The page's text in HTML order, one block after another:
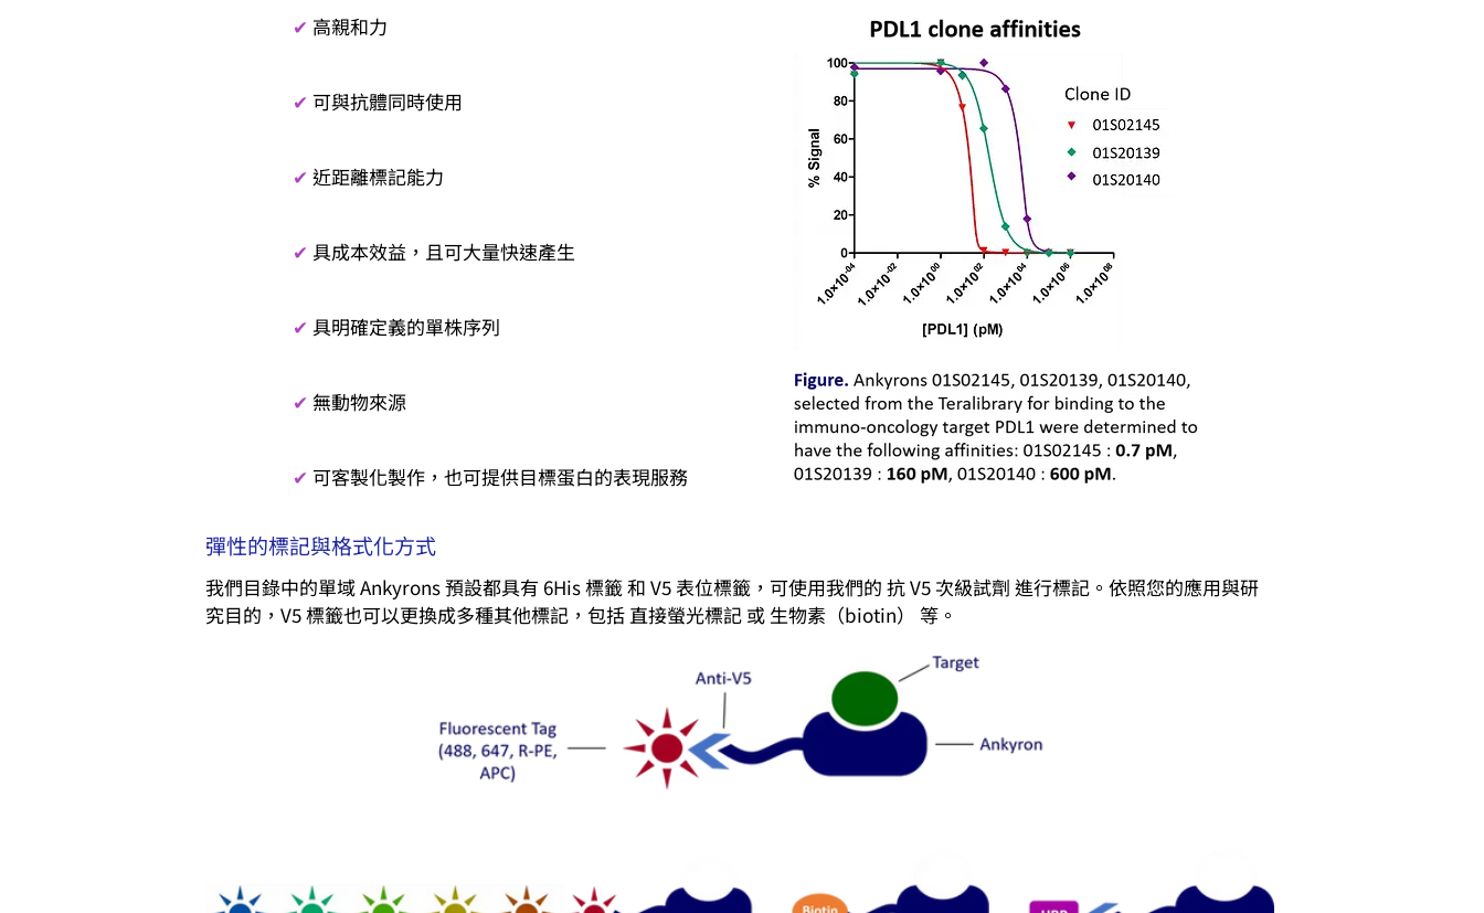
✔ 高親和力
✔ 可與抗體同時使用
✔ 近距離標記能力
✔ 具成本效益，且可大量快速產生
✔ 具明確定義的單株序列
✔ 無動物來源
✔ 可客製化製作，也可提供目標蛋白的表現服務
彈性的標記與格式化方式
我們目錄中的單域 Ankyrons 預設都具有 6His 標籤 和 V5 表位標籤，可使用我們的 抗 V5 次級試劑 進行標記。依照您的應用與研
究目的，V5 標籤也可以更換成多種其他標記，包括 直接螢光標記 或 生物素（biotin） 等。